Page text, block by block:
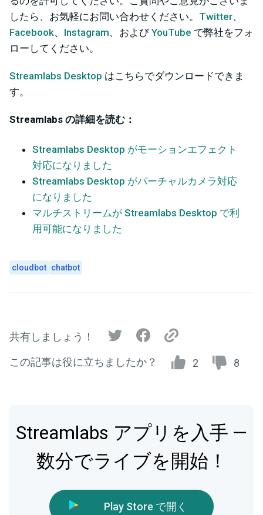
したら、お気軽にお問い合わせください。 Twitter、
Facebook、 Instagram、および YouTube で弊社をフォ
ローしてください。
Streamlabs Desktop はこちらでダウンロードできま
す。
Streamlabs の詳細を読む：
Streamlabs Desktop がモーションエフェクト
対応になりました
Streamlabs Desktop がバーチャルカメラ対応
になりました
マルチストリームが Streamlabs Desktop で利
用可能になりました
cloudbot chatbot
共有しましょう！
この記事は役に立ちましたか？ 2 8
Streamlabs アプリを入手 —
数分でライブを開始！
Play Store で開く